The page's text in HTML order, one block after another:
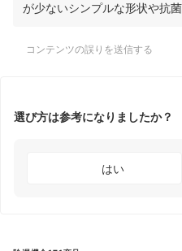
が少ないシンプルな形状や抗
コンテンツの誤りを送信する
選び方は参考になりましたか？
はい